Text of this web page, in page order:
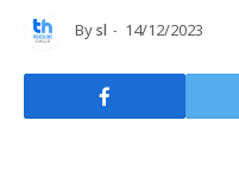
Bysl 14/12/2023